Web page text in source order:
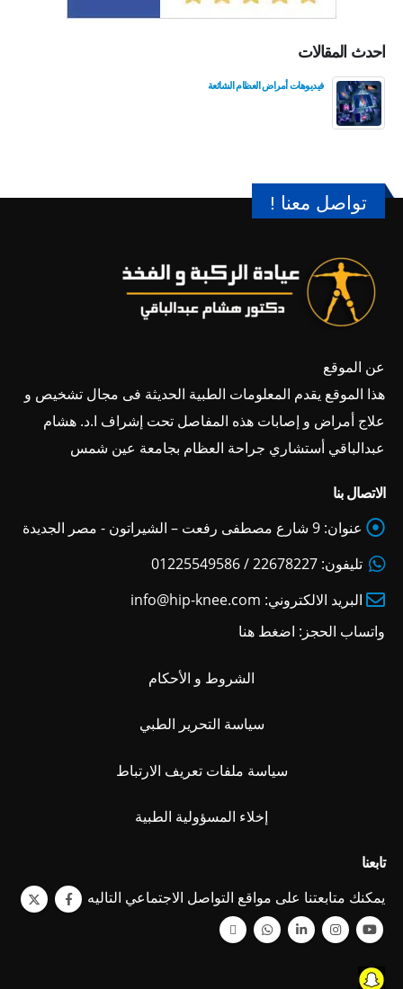
احدث المقالات
فيديوهات أمراض العظام الشائعة
تواصل معنا !
عن الموقع
هذا الموقع يقدم المعلومات الطبية الحديثة فى مجال تشخيص و
علاج أمراض و إصابات هذه المفاصل تحت إشراف ا.د. هشام
عبدالباقي أستشاري جراحة العظام بجامعة عين شمس
الاتصال بنا
عنوان: 9 شارع مصطفى رفعت – الشيراتون - مصر الجديدة
تليفون: 22678227 / 01225549586
البريد الالكتروني: info@hip-knee.com
واتساب الحجز: اضغط هنا
الشروط و الأحكام
سياسة التحرير الطبي
سياسة ملفات تعريف الارتباط
إخلاء المسؤولية الطبية
تابعنا
يمكنك متابعتنا على مواقع التواصل الاجتماعي التاليه